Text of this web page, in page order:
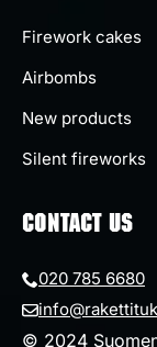
© 2024
Firework cakes
Airbombs
New products
Silent fireworks
CONTACT US
020 785 6680